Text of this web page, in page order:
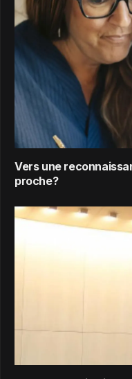
Vers une
proche?